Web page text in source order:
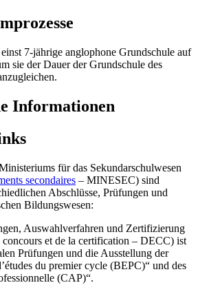
7-jährige anglophone Grundschule auf
sie der Dauer der Grundschule des
Informationen
für das Sekundarschulwesen
secondaires – MINESEC) sind
Abschlüsse, Prüfungen und
Bildungswesen:
Auswahlverfahren und Zertifizierung
et de la certification – DECC) ist
Prüfungen und die Ausstellung der
du premier cycle (BEPC)“ und des
(CAP)“.